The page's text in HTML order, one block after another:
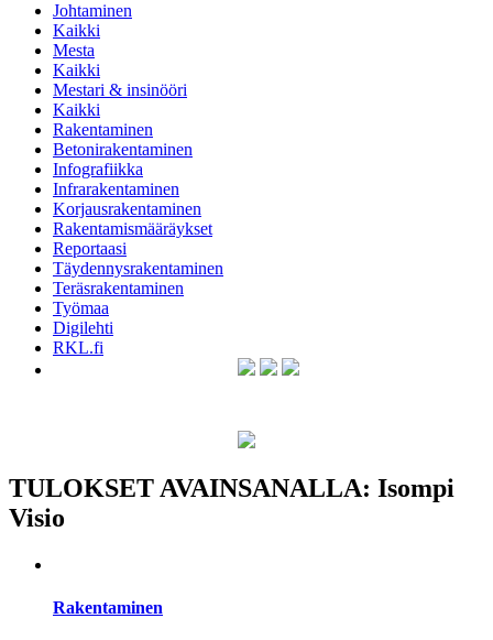
Johtaminen
Kaikki
Mesta
Kaikki
Mestari & insinööri
Kaikki
Rakentaminen
Betonirakentaminen
Infografiikka
Infrarakentaminen
Korjausrakentaminen
Rakentamismääräykset
Reportaasi
Täydennysrakentaminen
Teräsrakentaminen
Työmaa
Digilehti
RKL.fi
TULOKSET AVAINSANALLA: Isompi
Visio
Rakentaminen